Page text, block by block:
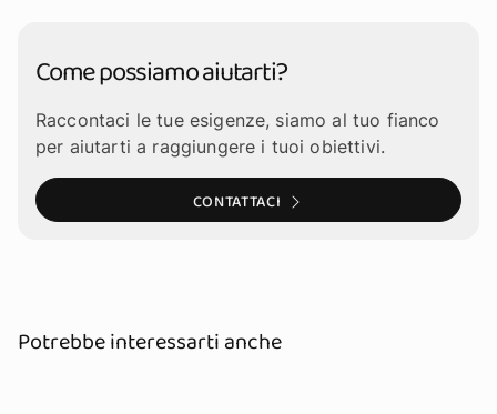
Come possiamo aiutarti?
Raccontaci le tue esigenze, siamo al tuo fianco
per aiutarti a raggiungere i tuoi obiettivi.
CONTATTACI
Potrebbe interessarti anche